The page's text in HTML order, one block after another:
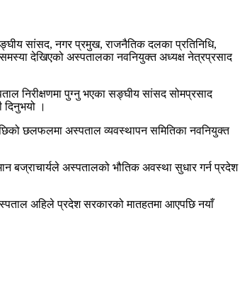
सांसद, नगर प्रमुख, राजनैतिक दलका प्रतिनिधि,
देखिएको अस्पतालका नवनियुक्त अध्यक्ष नेत्रप्रसाद
निरीक्षणमा पुग्नु भएका सङ्घीय सांसद सोमप्रसाद
।
छलफलमा अस्पताल व्यवस्थापन समितिका नवनियुक्त
बज्राचार्यले अस्पतालको भौतिक अवस्था सुधार गर्न प्रदेश
अहिले प्रदेश सरकारको मातहतमा आएपछि नयाँ